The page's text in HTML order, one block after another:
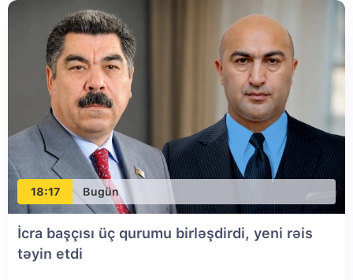
18:17 Bugün
İcra başçısı üç qurumu birləşdirdi, yeni rəis
təyin etdi